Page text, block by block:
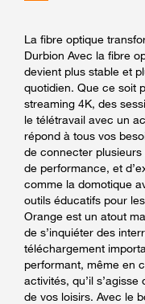
La fibre optique
Durbion Avec la fibre
devient plus stable et
quotidien. Que ce soit
streaming 4K, des
le télétravail avec un
répond à tous vos
de connecter
de performance, et
comme la domotique
outils éducatifs pour
Orange est un atout
de s’inquiéter des
téléchargement
performant, même en
activités, qu’il
de vos loisirs. Avec le